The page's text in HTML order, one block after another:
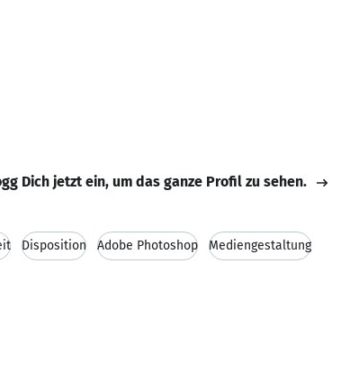
Dich jetzt ein, um das ganze Profil zu sehen.
Disposition Adobe Photoshop Mediengestaltung